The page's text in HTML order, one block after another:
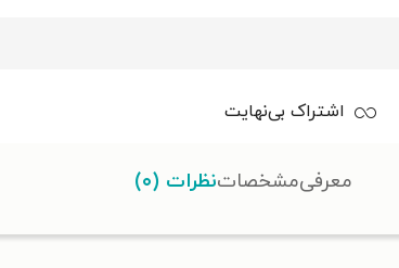
اشتراک بی‌نهایت
معرفیمشخصاتنظرات (۰)